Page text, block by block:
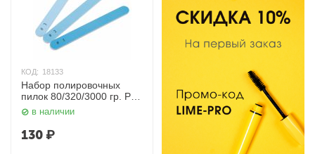
КОД: 18133
Набор полировочных
пилок 80/320/3000 гр. PL-
03 Dewal Beauty
в наличии
130₽